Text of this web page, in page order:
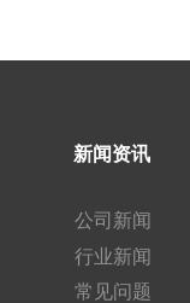
新闻资讯
公司新闻
行业新闻
常见问题